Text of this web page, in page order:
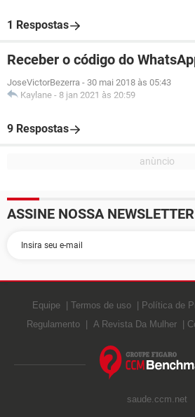
1 Respostas
Receber o código do
JoseVictorBezerra - 30 mai 2018 às 05:43
Kaylane - 8 jan 2021 às 20:59
9 Respostas
ASSINE NOSSA
Equipe Termos de uso Política de
Regulamento
A Revista Da Mulher
saude.ccm.net